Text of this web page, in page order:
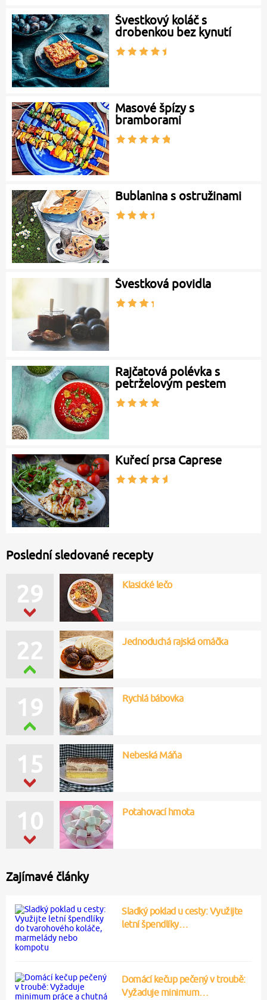
Švestkový koláč s
drobenkou bez kynutí
Masové špízy s
bramborami
Bublanina s ostružinami
Švestková povidla
Rajčatová polévka s
petrželovým pestem
Kuřecí prsa Caprese
Poslední sledované recepty
29 Klasické lečo
22 Jednoduchá rajská omáčka
19 Rychlá bábovka
15 Nebeská Máňa
10 Potahovací hmota
Zajímavé články
Sladký poklad u cesty: Využijte
letní špendlíky…
Domácí kečup pečený v troubě:
Vyžaduje minimum…